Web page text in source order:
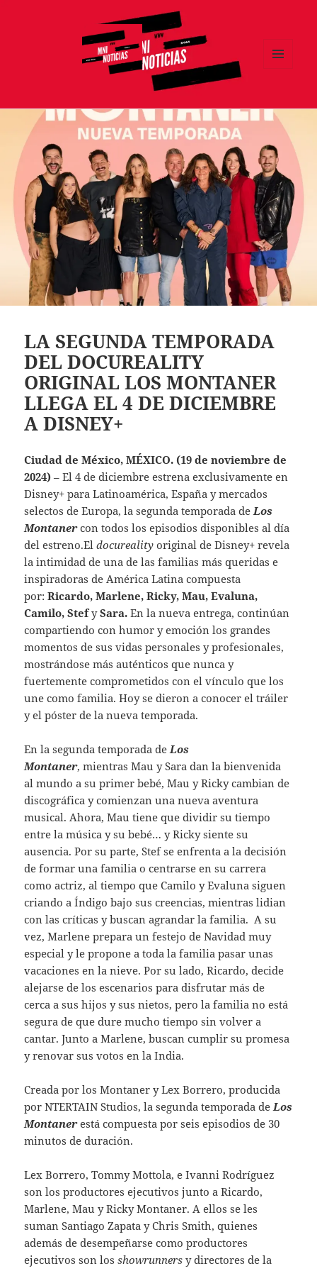
LA SEGUNDA TEMPORADA
DEL DOCUREALITY
ORIGINAL LOS MONTANER
LLEGA EL 4 DE DICIEMBRE
A DISNEY+
Ciudad de México, MÉXICO. (19 de noviembre de
2024) – El 4 de diciembre estrena exclusivamente en
Disney+ para Latinoamérica, España y mercados
selectos de Europa, la segunda temporada de Los
Montanercon todos los episodios disponibles al día
del estreno.Eldocureality original de Disney+ revela
la intimidad de una de las familias más queridas e
inspiradoras de América Latina compuesta
por:Ricardo, Marlene, Ricky, Mau, Evaluna,
Camilo, StefySara.En la nueva entrega, continúan
compartiendo con humor y emoción los grandes
momentos de sus vidas personales y profesionales,
mostrándose más auténticos que nunca y
fuertemente comprometidos con el vínculo que los
une como familia. Hoy se dieron a conocer el tráiler
y el póster de la nueva temporada.
En la segunda temporada de Los
Montaner, mientras Mau y Sara dan la bienvenida
al mundo a su primer bebé, Mau y Ricky cambian de
discográfica y comienzan una nueva aventura
musical. Ahora, Mau tiene que dividir su tiempo
entre la música y su bebé… y Ricky siente su
ausencia. Por su parte, Stef se enfrenta a la decisión
de formar una familia o centrarse en su carrera
como actriz, al tiempo que Camilo y Evaluna siguen
criando a Índigo bajo sus creencias, mientras lidian
con las críticas y buscan agrandar la familia. A su
vez, Marlene prepara un festejo de Navidad muy
especial y le propone a toda la familia pasar unas
vacaciones en la nieve. Por su lado, Ricardo, decide
alejarse de los escenarios para disfrutar más de
cerca a sus hijos y sus nietos, pero la familia no está
segura de que dure mucho tiempo sin volver a
cantar. Junto a Marlene, buscan cumplir su promesa
y renovar sus votos en la India.
Creada por los Montaner y Lex Borrero, producida
por NTERTAIN Studios, la segunda temporada de Los
Montanerestá compuesta por seis episodios de 30
minutos de duración.
Lex Borrero, Tommy Mottola, e Ivanni Rodríguez
son los productores ejecutivos junto a Ricardo,
Marlene, Mau y Ricky Montaner. A ellos se les
suman Santiago Zapata y Chris Smith, quienes
además de desempeñarse como productores
ejecutivos son losshowrunners y directores de la